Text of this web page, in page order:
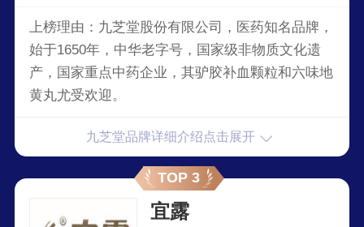
上榜理由：九芝堂股份有限公司，医药知名品牌，
始于1650年，中华老字号，国家级非物质文化遗
产，国家重点中药企业，其驴胶补血颗粒和六味地
黄丸尤受欢迎。
九芝堂品牌详细介绍点击展开
TOP 3
宜露